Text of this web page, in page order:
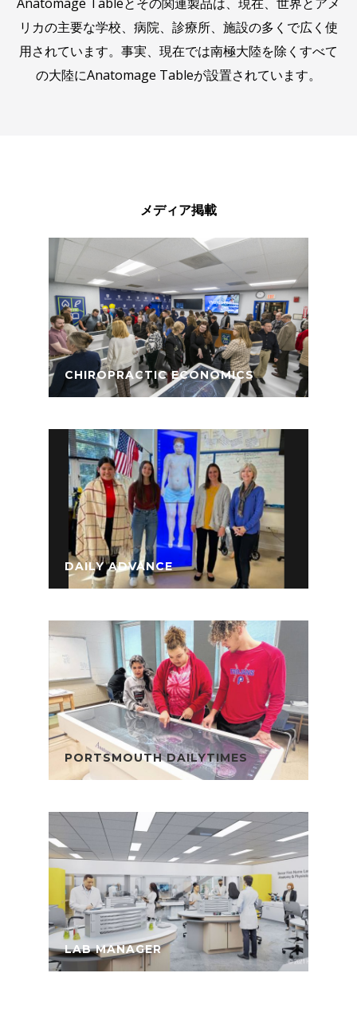
リカの主要な学校、病院、診療所、施設の多くで広く使
用されています。事実、現在では南極大陸を除くすべて
の大陸にAnatomage Tableが設置されています。
メディア掲載
CHIROPRACTIC ECONOMICS
DAILY ADVANCE
PORTSMOUTH DAILYTIMES
LAB MANAGER